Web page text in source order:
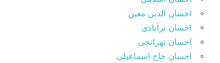
احسان الدین معین
احسان برآبادی
احسان تهرانچی
احسان حاج اسماعیلی